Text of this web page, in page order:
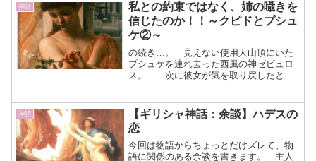
神話
私との約束ではなく、姉の囁きを
信じたのか！！～クピドとプシュ
ケ②～
の続き…。 見えない使用人山頂にいた
プシュケを連れ去った西風の神ゼピュロ
ス。 次に彼女が気を取り戻したと
アム・ウォーターハウス作「クピトの庭
に入るプシュケ」1903年...（続きを読
む）
神話
【ギリシャ神話：余談】ハデスの
恋
今回は物語からちょっとだけズレて、物
語に関係のある余談を書きます。 主人